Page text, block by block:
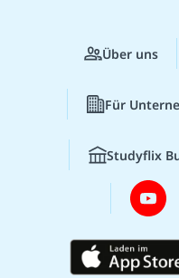
Über uns
Für
Studyflix